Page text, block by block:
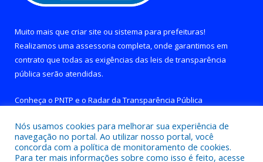
Muito mais que criar site ou sistema para prefeituras!
Realizamos uma assessoria completa, onde garantimos em
contrato que todas as exigências das leis de transparência
pública serão atendidas.
Conheça o PNTP e o Radar da Transparência Pública
Nós usamos cookies para melhorar sua experiência de
navegação no portal. Ao utilizar nosso portal, você
concorda com a política de monitoramento de cookies.
Para ter mais informações sobre como isso é feito, acesse